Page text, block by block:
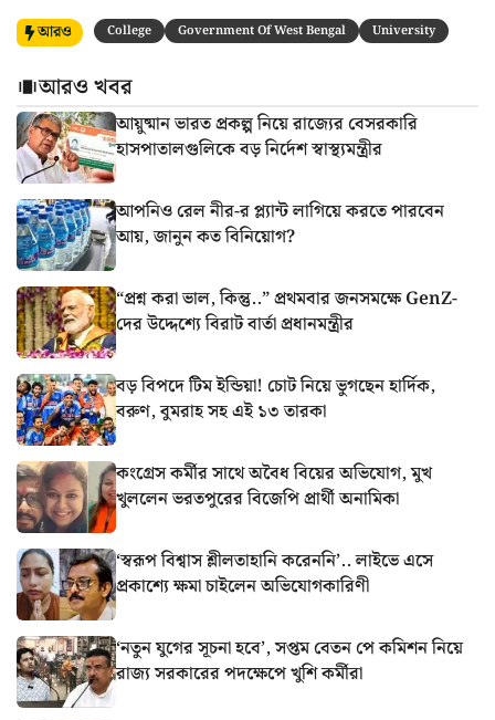
আরও College Government Of West Bengal University
আরও খবর
আয়ুষ্মান ভারত প্রকল্প নিয়ে রাজ্যের বেসরকারি
হাসপাতালগুলিকে বড় নির্দেশ স্বাস্থ্যমন্ত্রীর
আপনিও রেল নীর-র প্ল্যান্ট লাগিয়ে করতে পারবেন
আয়, জানুন কত বিনিয়োগ?
“প্রশ্ন করা ভাল, কিন্তু..” প্রথমবার জনসমক্ষে GenZ-
দের উদ্দেশ্যে বিরাট বার্তা প্রধানমন্ত্রীর
বড় বিপদে টিম ইন্ডিয়া! চোট নিয়ে ভুগছেন হার্দিক,
বরুণ, বুমরাহ সহ এই ১৩ তারকা
কংগ্রেস কর্মীর সাথে অবৈধ বিয়ের অভিযোগ, মুখ
খুললেন ভরতপুরের বিজেপি প্রার্থী অনামিকা
‘স্বরূপ বিশ্বাস শ্লীলতাহানি করেননি’.. লাইভে এসে
প্রকাশ্যে ক্ষমা চাইলেন অভিযোগকারিণী
‘নতুন যুগের সূচনা হবে’, সপ্তম বেতন পে কমিশন নিয়ে
রাজ্য সরকারের পদক্ষেপে খুশি কর্মীরা